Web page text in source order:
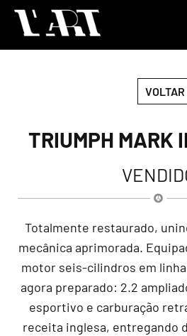
TRIUMPH MARK
Totalmente restaurado,
mecânica aprimorada.
motor seis-cilindros em
agora preparado: 2.2
esportivo e carburação
receita inglesa, entregando